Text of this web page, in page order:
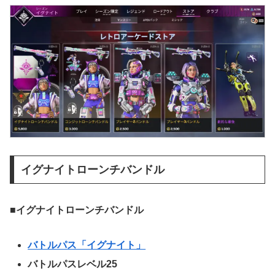
イグナイトローンチバンドル
■イグナイトローンチバンドル
バトルパス「イグナイト」
バトルパスレベル25